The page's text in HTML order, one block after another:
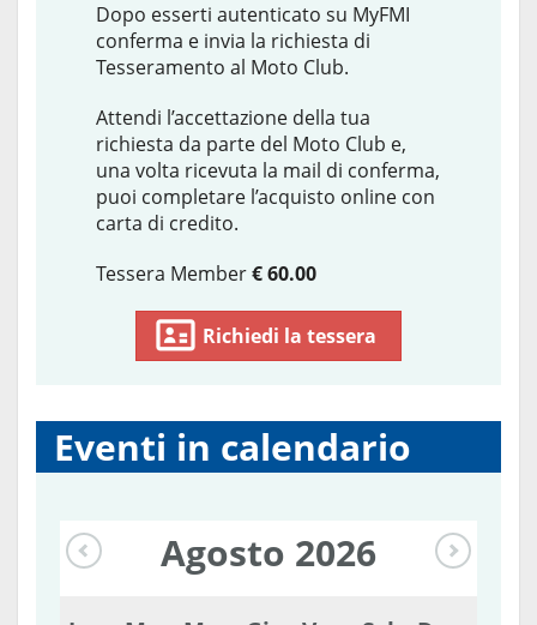
Dopo esserti autenticato su MyFMI
conferma e invia la richiesta di
Tesseramento al Moto Club.
Attendi l’accettazione della tua
richiesta da parte del Moto Club e,
una volta ricevuta la mail di conferma,
puoi completare l’acquisto online con
carta di credito.
Tessera Member€ 60.00
Richiedi la tessera
Eventi in calendario
Agosto 2026